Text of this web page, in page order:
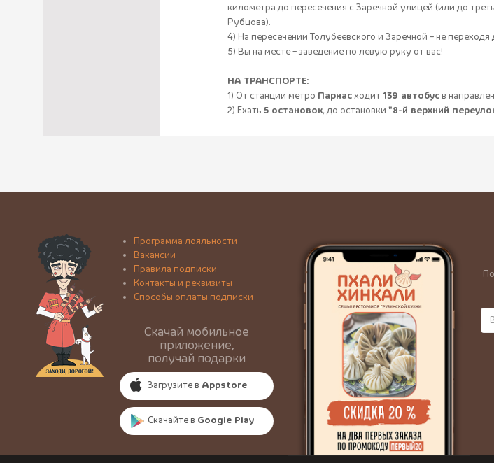
километра до пересечения с Заречной улицей (или до
Рубцова).
4) На пересечении Толубеевского и Заречной – не
5) Вы на месте – заведение по левую руку от вас!
НА ТРАНСПОРТЕ:
1) От станции метро Парнасходит139 автобус в
2) Ехать 5 остановок, до остановки "8-й верхний
Программа лояльности
Вакансии
Правила подписки
Контакты и реквизиты
Способы оплаты подписки
Скачай мобильное
приложение,
получай подарки
Загрузите в Appstore
Скачайте в Google Play